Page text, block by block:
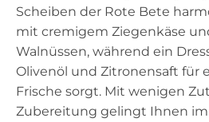
Scheiben der Rote Bete
mit cremigem Ziegenkäse
Walnüssen, während ein
Olivenöl und Zitronensaft für
Frische sorgt. Mit wenigen
Zubereitung gelingt Ihnen